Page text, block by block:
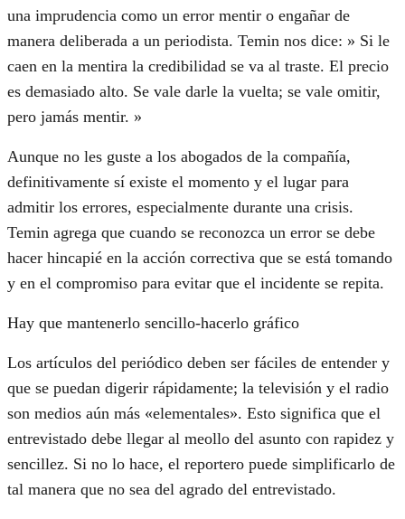
una imprudencia como un error mentir o engañar de
manera deliberada a un periodista. Temin nos dice: » Si le
caen en la mentira la credibilidad se va al traste. El precio
es demasiado alto. Se vale darle la vuelta; se vale omitir,
pero jamás mentir. »
Aunque no les guste a los abogados de la compañía,
definitivamente sí existe el momento y el lugar para
admitir los errores, especialmente durante una crisis.
Temin agrega que cuando se reconozca un error se debe
hacer hincapié en la acción correctiva que se está tomando
y en el compromiso para evitar que el incidente se repita.
Hay que mantenerlo sencillo-hacerlo gráfico
Los artículos del periódico deben ser fáciles de entender y
que se puedan digerir rápidamente; la televisión y el radio
son medios aún más «elementales». Esto significa que el
entrevistado debe llegar al meollo del asunto con rapidez y
sencillez. Si no lo hace, el reportero puede simplificarlo de
tal manera que no sea del agrado del entrevistado.